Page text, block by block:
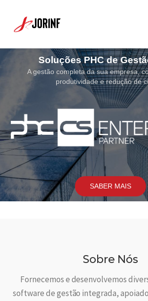
Soluções PHC de
A gestão completa da sua empresa,
produtividade e redução de
SABER MAIS
Sobre Nós
Fornecemos e desenvolvemos
software de gestão integrada,